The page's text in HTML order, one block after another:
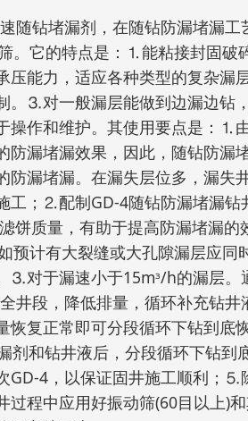
随钻堵漏剂，在随钻防漏堵漏
。它的特点是：⒈能粘接封固破
压能力，适应各种类型的复杂
。⒊对一般漏层能做到边漏边钻
作和维护。其使用要点是：⒈
防漏堵漏效果，因此，随钻防漏
防漏堵漏。在漏失层位多，漏失
工；⒉配制GD-4随钻防漏堵漏
饼质量，有助于提高防漏堵漏
预计有大裂缝或大孔隙漏层应
⒊对于漏速小于15mᶟ/h的漏层
井段，降低排量，循环补充钻
恢复正常即可分段循环下钻到底
剂和钻井液后，分段循环下钻
GD-4，以保证固井施工顺利；⒌
过程中应用好振动筛(60目以上)